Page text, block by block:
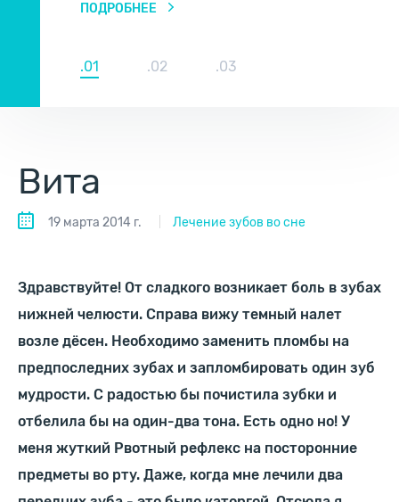
ПОДРОБНЕЕ
.01 .02 .03
Вита
19 марта 2014 г. Лечение зубов во сне
Здравствуйте! От сладкого возникает боль в зубах
нижней челюсти. Справа вижу темный налет
возле дёсен. Необходимо заменить пломбы на
предпоследних зубах и запломбировать один зуб
мудрости. С радостью бы почистила зубки и
отбелила бы на один-два тона. Есть одно но! У
меня жуткий Рвотный рефлекс на посторонние
предметы во рту. Даже, когда мне лечили два